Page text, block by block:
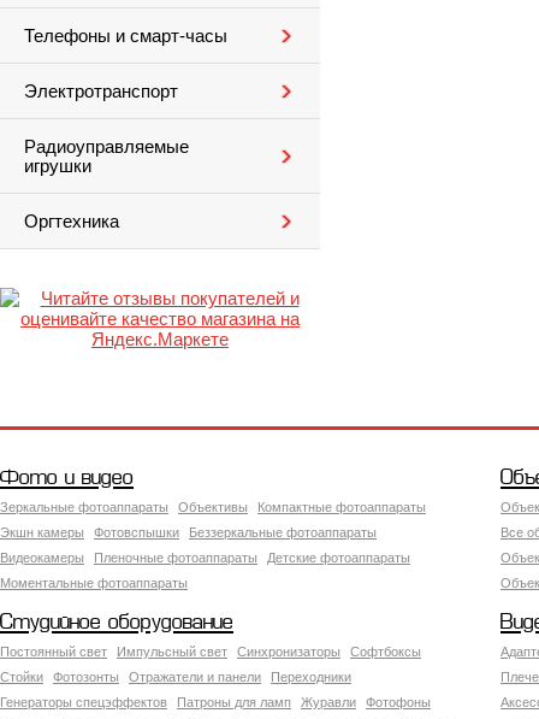
Телефоны и смарт-часы
Электротранспорт
Радиоуправляемые
игрушки
Оргтехника
Фото и видео
Зеркальные фотоаппараты Объективы
Компактные фотоаппараты
Экшн камеры
Фотовспышки
Беззеркальные фотоаппараты
Видеокамеры
Пленочные фотоаппараты
Детские фотоаппараты
Моментальные фотоаппараты
Все
Студийное оборудование
Постоянный свет Импульсный свет Синхронизаторы
Софтбоксы
Стойки
Фотозонты Отражатели и панели
Переходники
Генераторы спецэффектов
Патроны для ламп Журавли
Фотофоны